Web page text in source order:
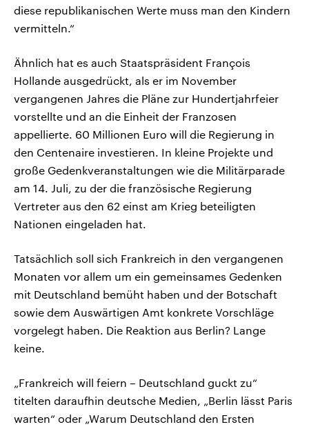
diese republikanischen Werte muss man den Kindern
vermitteln.“
Ähnlich hat es auch Staatspräsident François
Hollande ausgedrückt, als er im November
vergangenen Jahres die Pläne zur Hundertjahrfeier
vorstellte und an die Einheit der Franzosen
appellierte. 60 Millionen Euro will die Regierung in
den Centenaire investieren. In kleine Projekte und
große Gedenkveranstaltungen wie die Militärparade
am 14. Juli, zu der die französische Regierung
Vertreter aus den 62 einst am Krieg beteiligten
Nationen eingeladen hat.
Tatsächlich soll sich Frankreich in den vergangenen
Monaten vor allem um ein gemeinsames Gedenken
mit Deutschland bemüht haben und der Botschaft
sowie dem Auswärtigen Amt konkrete Vorschläge
vorgelegt haben. Die Reaktion aus Berlin? Lange
keine.
„Frankreich will feiern – Deutschland guckt zu“
titelten daraufhin deutsche Medien, „Berlin lässt Paris
warten“ oder „Warum Deutschland den Ersten